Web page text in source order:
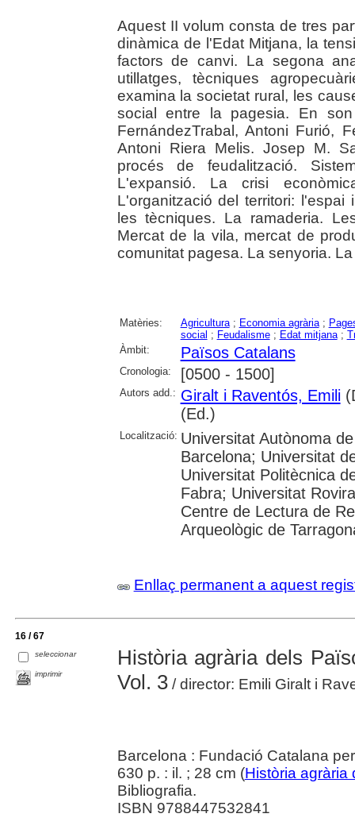
Aquest II volum consta de tres
dinàmica de l'Edat Mitjana, la
factors de canvi. La segona
utillatges, tècniques
examina la societat rural, les
social entre la pagesia. En
FernándezTrabal, Antoni Furió,
Antoni Riera Melis. Josep M.
procés de feudalització.
L'expansió. La crisi
L'organització del territori:
les tècniques. La ramaderia.
Mercat de la vila, mercat de
comunitat pagesa. La senyoria.
Matèries: Agricultura; Economia agrària;
social ; Feudalisme; Edat mitjana;
Àmbit:
Països Catalans
Cronologia: [0500 - 1500]
Autors add.: Giralt i Raventós, Emili
(Ed.)
Localització: Universitat Autònoma
Barcelona; Universitat
Universitat Politècnica
Fabra; Universitat
Centre de Lectura de
Arqueològic de
Enllaç permanent a aquest
16 / 67
seleccionar
imprimir
Història agrària dels
Vol. 3/ director: Emili Giralt i
Barcelona : Fundació Catalana
630 p. : il. ; 28 cm (Història agrària
Bibliografia.
ISBN 9788447532841